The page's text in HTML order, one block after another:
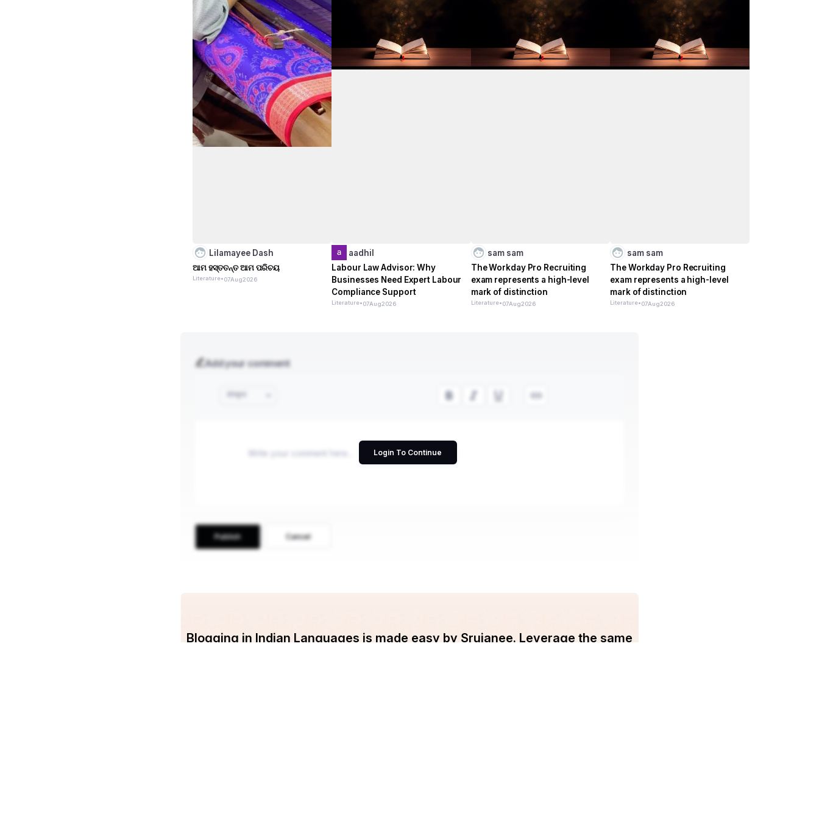
Lilamayee Dash
ଆମ ହସ୍ତତନ୍ତ ଆମ ପରିଚୟ
Literature•07Aug2026
aadhil
Labour Law Advisor: Why
Businesses Need Expert Labour
Compliance Support
Literature•07Aug2026
sam sam
The Workday Pro Recruiting
exam represents a high-level
mark of distinction
Literature•07Aug2026
sam sam
The Workday Pro Recruiting
exam represents a high-level
mark of distinction
Literature•07Aug2026
Add your comment
Login To Continue
Publish Cancel
Blogging in Indian Languages is made easy by Srujanee. Leverage the same